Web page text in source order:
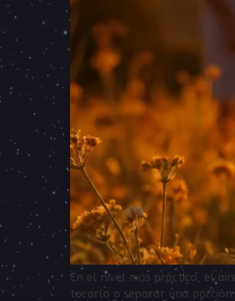
En el nivel más práctico, el
tocarlo o separar una